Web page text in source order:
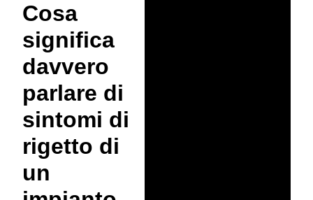
Cosa
significa
davvero
parlare di
sintomi di
rigetto di
un